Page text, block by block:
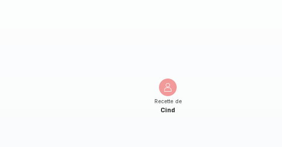
Recette de
Cind